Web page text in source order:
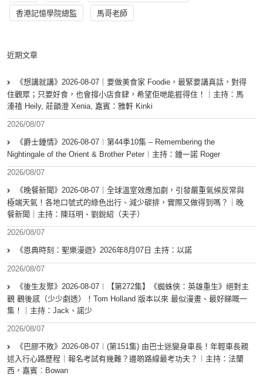
香港記憶學院總監 馬哥老師
近期文章
《想講就講》2026-08-07｜要做美食家 Foodie，最緊要講真話，對得
住觀眾；只要好食，也會撐小店食肆，希望佢哋能捱得住！｜主持：馬
溱禧 Heily, 莊韻澄 Xenia, 嘉賓：雅軒 Kinki
2026/08/07
《爵士鍾情》2026-08-07︱第44季10集 – Remembering the
Nightingale of the Orient & Brother Peter︱主持：鍾一諾 Roger
2026/08/07
《晚餐新聞》2026-08-07｜全球溫室效應加劇，引發嚴重氣候反常與
極端天氣！各地口號式的綠色出行、減少碳排，實際又做得到嗎？｜晚
餐新聞｜主持：陳珏明、劉銳紹（夫子）
2026/08/07
《恩典時刻：聖樂漫遊》2026年8月07日 主持：以諾
2026/08/07
《後生友聚》2026-08-07︱【第272集】《蜘蛛俠：英雄重生》絕對主
觀 觀後感（少少劇透）！Tom Holland 版本以來 最似漫畫、最好睇嘅一
集！｜主持：Jack、諾少
2026/08/07
《巴膠不敗》2026-08-07︱(第151集) 由巴士迷變身車長！年輕車長親
述入行心路歷程｜報名考試有幾難？邊啲路線最考功夫？︱主持：法蘭
西，嘉賓︰Bowan